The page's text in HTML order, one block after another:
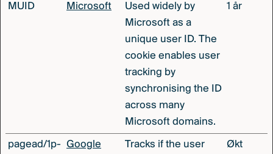
MUID Microsoft
Used widely by
Microsoft as a
unique user ID. The
cookie enables user
tracking by
synchronising the ID
across many
Microsoft domains.
1 år
pagead/1p- Google Tracks if the user Økt